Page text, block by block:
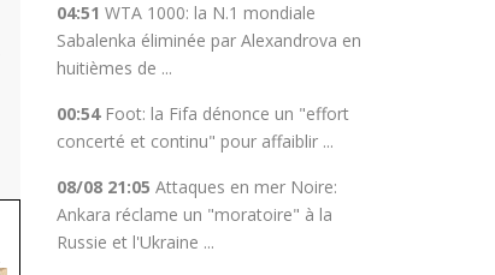
04:51 WTA 1000: la N.1 mondiale
Sabalenka éliminée par Alexandrova en
huitièmes de ...
00:54 Foot: la Fifa dénonce un "effort
concerté et continu" pour affaiblir ...
08/08 21:05 Attaques en mer Noire:
Ankara réclame un "moratoire" à la
Russie et l'Ukraine ...